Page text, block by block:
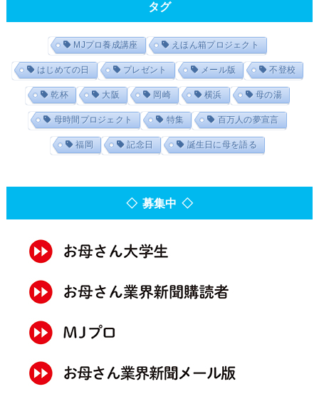
タグ
MJプロ養成講座 えほん箱プロジェクト
はじめての日 プレゼント メール版 不登校
乾杯 大阪 岡崎 横浜 母の湯
母時間プロジェクト 特集 百万人の夢宣言
福岡 記念日 誕生日に母を語る
◇ 募集中 ◇